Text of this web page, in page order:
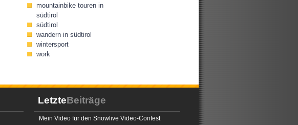
mountainbike touren in
südtirol
südtirol
wandern in südtirol
wintersport
work
LetzteBeiträge
Mein Video für den Snowlive Video-Contest